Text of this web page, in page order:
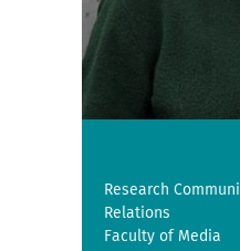
Research
Relations
Faculty of Media